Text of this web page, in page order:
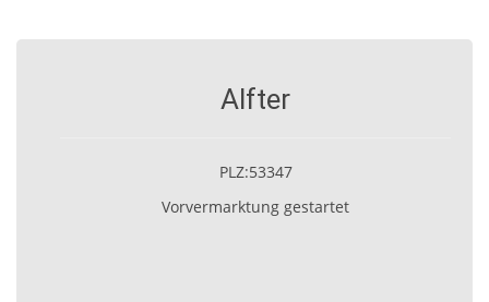
Alfter
PLZ:53347
Vorvermarktung gestartet